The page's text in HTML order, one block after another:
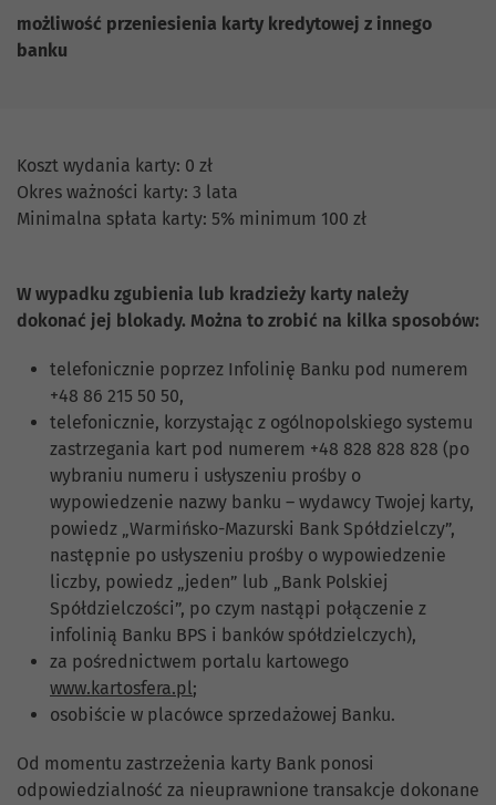
możliwość przeniesienia karty kredytowej z innego
banku
Koszt wydania karty: 0 zł
Okres ważności karty: 3 lata
Minimalna spłata karty: 5% minimum 100 zł
W wypadku zgubienia lub kradzieży karty należy
dokonać jej blokady. Można to zrobić na kilka sposobów:
telefonicznie poprzez Infolinię Banku pod numerem
+48 86 215 50 50,
telefonicznie, korzystając z ogólnopolskiego systemu
zastrzegania kart pod numerem +48 828 828 828 (po
wybraniu numeru i usłyszeniu prośby o
wypowiedzenie nazwy banku – wydawcy Twojej karty,
powiedz „Warmińsko-Mazurski Bank Spółdzielczy”,
następnie po usłyszeniu prośby o wypowiedzenie
liczby, powiedz „jeden” lub „Bank Polskiej
Spółdzielczości”, po czym nastąpi połączenie z
infolinią Banku BPS i banków spółdzielczych),
za pośrednictwem portalu kartowego
www.kartosfera.pl;
osobiście w placówce sprzedażowej Banku.
Od momentu zastrzeżenia karty Bank ponosi
odpowiedzialność za nieuprawnione transakcje dokonane